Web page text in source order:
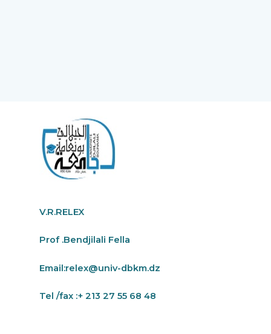
V.R.RELEX
Prof .Bendjilali Fella
Email:relex@univ-dbkm.dz
Tel /fax :+ 213 27 55 68 48